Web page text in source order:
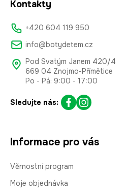
Kontakty
+420 604 119 950
info@botydetem.cz
Pod Svatým Janem 420/4
669 04 Znojmo-Přímětice
Po - Pá: 9:00 - 17:00
Sledujte nás:
Informace pro vás
Věrnostní program
Moje objednávka